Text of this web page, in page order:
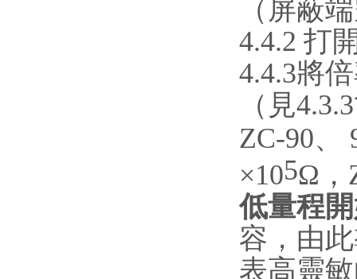
（屏蔽
4.4.2 打
4.4.3將
（見
ZC-90、
×105Ω，
低量程
容，由
表高靈